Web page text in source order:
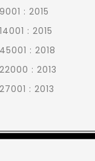
: 2015
: 2015
: 2018
: 2013
: 2013